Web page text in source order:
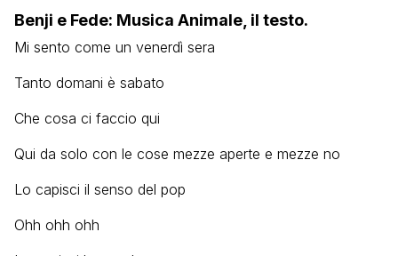
Benji e Fede: Musica Animale, il testo.
Mi sento come un venerdì sera
Tanto domani è sabato
Che cosa ci faccio qui
Qui da solo con le cose mezze aperte e mezze no
Lo capisci il senso del pop
Ohh ohh ohh